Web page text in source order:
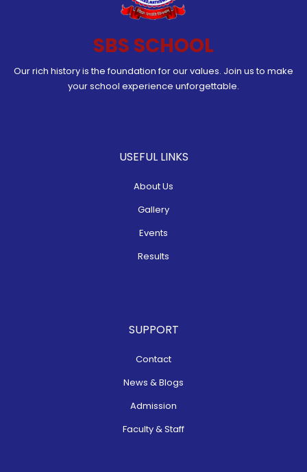
SBS SCHOOL
Our rich history is the foundation for our values. Join us to make
your school experience unforgettable.
USEFUL LINKS
About Us
Gallery
Events
Results
SUPPORT
Contact
News & Blogs
Admission
Faculty & Staff